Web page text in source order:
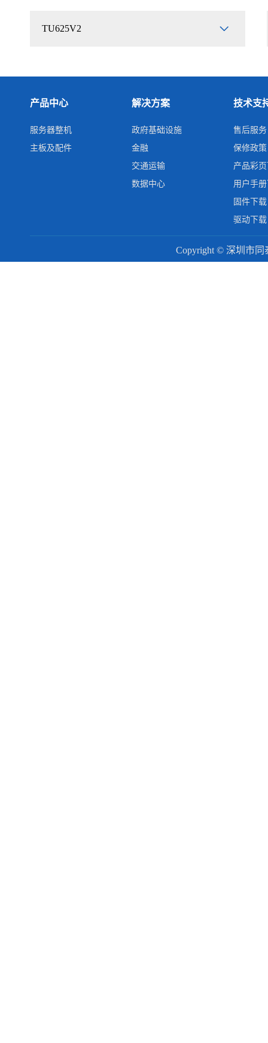
TU625V2
产品中心
服务器整机
主板及配件
解决方案
政府基础设施
金融
交通运输
数据中心
技术支
售后服务
保修政策
产品彩
用户手
固件下载
驱动下载
Copyright © 深圳市同